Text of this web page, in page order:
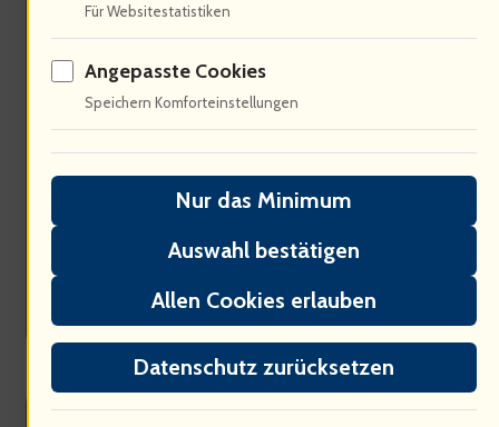
Meghan Markle: Familie, Kritik und
das Streben nach Privatsphäre
⋅ Beitrag vom: 2/19/2026
Herzogin Meghan steht im Mittelpunkt öffentlicher Aufmerksamkeit
Für Websitestatistiken
Angepasste Cookies
Speichern Komforteinstellungen
Nur das Minimum
Auswahl bestätigen
Allen Cookies erlauben
Datenschutz zurücksetzen